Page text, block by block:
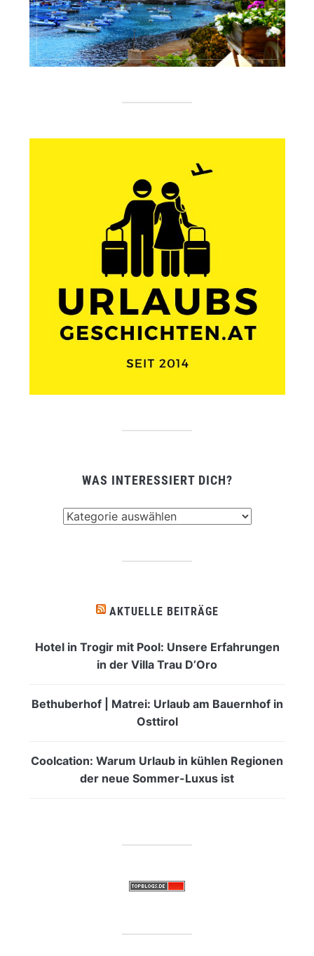
WAS INTERESSIERT DICH?
AKTUELLE BEITRÄGE
Hotel in Trogir mit Pool: Unsere Erfahrungen
in der Villa Trau D’Oro
Bethuberhof | Matrei: Urlaub am Bauernhof in
Osttirol
Coolcation: Warum Urlaub in kühlen Regionen
der neue Sommer-Luxus ist